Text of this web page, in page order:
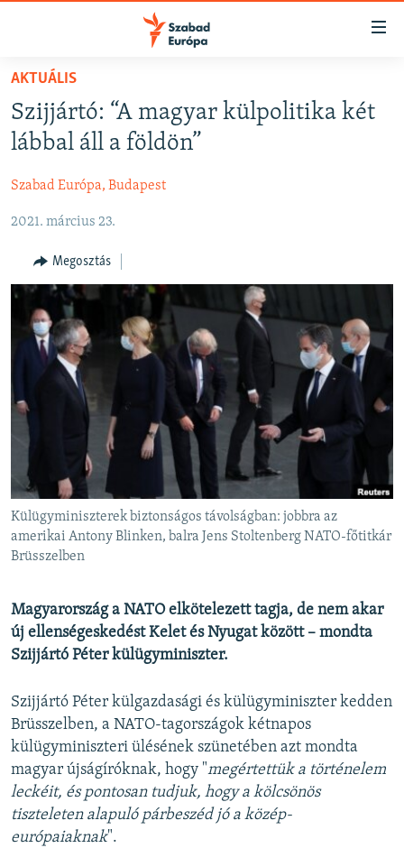
Akadálymentes
Ugrás
fő
oldalra
Ugrás
AKTUÁLIS
VIDEÓK
ELEMZŐ
NER15
SZABADON
TÁRSADALOM
DEMOKRÁCIA
A PÉNZ NYOMÁBAN
EURÓPAI UNIÓ
KLÍMAVÁLTOZÁS
A MÚLT TANULSÁGAI
Valamennyi RFE/RL weboldal
AKTUÁLIS
Szijjártó: “A magyar külpolitika két
lábbal áll a földön”
Szabad Európa, Budapest
2021. március 23.
Megosztás
Külügyminiszterek biztonságos távolságban: jobbra az
amerikai Antony Blinken, balra Jens Stoltenberg NATO-főtitkár
Brüsszelben
Magyarország a NATO elkötelezett tagja, de nem akar
új ellenségeskedést Kelet és Nyugat között – mondta
Szijjártó Péter külügyminiszter.
Szijjártó Péter külgazdasági és külügyminiszter kedden
Brüsszelben, a NATO-tagországok kétnapos
külügyminiszteri ülésének szünetében azt mondta
magyar újságíróknak, hogy "megértettük a történelem
leckéit, és pontosan tudjuk, hogy a kölcsönös
tiszteleten alapuló párbeszéd jó a közép-
európaiaknak".